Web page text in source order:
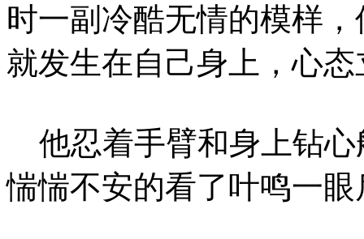
时一副冷酷无情的模样
就发生在自己身上，心
他忍着手臂和身上钻心
惴惴不安的看了叶鸣一